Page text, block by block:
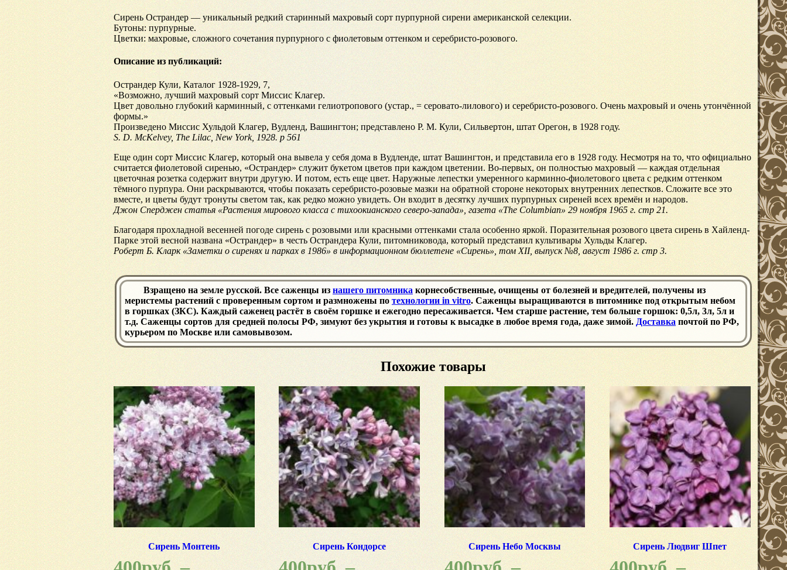
Сирень Острандер — уникальный редкий старинный махровый сорт пурпурной сирени американской селекции.
Бутоны: пурпурные.
Цветки: махровые, сложного сочетания пурпурного с фиолетовым оттенком и серебристо-розового.
Описание из публикаций:
Острандер Кули, Каталог 1928-1929, 7,
«Возможно, лучший махровый сорт Миссис Клагер.
Цвет довольно глубокий карминный, с оттенками гелиотропового (устар., = серовато-лилового) и серебристо-розового. Очень махровый и очень утончённой
формы.»
Произведено Миссис Хульдой Клагер, Вудленд, Вашингтон; представлено Р. М. Кули, Сильвертон, штат Орегон, в 1928 году.
S. D. McKelvey, The Lilac, New York, 1928. p 561
Еще один сорт Миссис Клагер, который она вывела у себя дома в Вудленде, штат Вашингтон, и представила его в 1928 году. Несмотря на то, что официально
считается фиолетовой сиренью, «Острандер» служит букетом цветов при каждом цветении. Во-первых, он полностью махровый — каждая отдельная
цветочная розетка содержит внутри другую. И потом, есть еще цвет. Наружные лепестки умеренного карминно-фиолетового цвета с редким оттенком
тёмного пурпура. Они раскрываются, чтобы показать серебристо-розовые мазки на обратной стороне некоторых внутренних лепестков. Сложите все это
вместе, и цветы будут тронуты светом так, как редко можно увидеть. Он входит в десятку лучших пурпурных сиреней всех времён и народов.
Джон Сперджен статья «Растения мирового класса с тихоокианского северо-запада», газета «The Columbian» 29 ноября 1965 г. стр 21.
Благодаря прохладной весенней погоде сирень с розовыми или красными оттенками стала особенно яркой. Поразительная розового цвета сирень в Хайленд-
Парке этой весной названа «Острандер» в честь Острандера Кули, питомниковода, который представил культивары Хульды Клагер.
Роберт Б. Кларк «Заметки о сиренях и парках в 1986» в информационном бюллетене «Сирень», том XII, выпуск №8, август 1986 г. стр 3.
Взращено на земле русской. Все саженцы из нашего питомника корнесобственные, очищены от болезней и вредителей, получены из
меристемы растений с проверенным сортом и размножены по технологии in vitro. Саженцы выращиваются в питомнике под открытым небом
в горшках (ЗКС). Каждый саженец растёт в своём горшке и ежегодно пересаживается. Чем старше растение, тем больше горшок: 0,5л, 3л, 5л и
т.д. Саженцы сортов для средней полосы РФ, зимуют без укрытия и готовы к высадке в любое время года, даже зимой. Доставка почтой по РФ,
курьером по Москве или самовывозом.
Похожие товары
Сирень Монтень Сирень Кондорсе Сирень Небо Москвы Сирень Людвиг Шпет